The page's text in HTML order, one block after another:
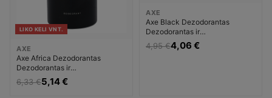
LIKO KELI VNT.
AXE
Axe Africa Dezodorantas
Dezodorantas ir
antiperspirantas Vyrams
6,33 €5,14 €
AXE
Axe Black Dezodorantas
Dezodorantas ir
antiperspirantas Vyrams
4,95 €4,06 €